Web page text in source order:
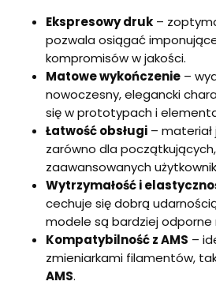
Ekspresowy druk –
pozwala osiągać
kompromisów w jakości.
Matowe wykończenie –
nowoczesny, elegancki
się w prototypach i
Łatwość obsługi –
zarówno dla
zaawansowanych
Wytrzymałość i
cechuje się dobrą
modele są bardziej odporne
Kompatybilność z AMS –
zmieniarkami filamentów,
AMS.